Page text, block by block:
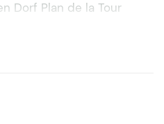
Dorf Plan de la Tour
Tor
von etwa 12 x 5